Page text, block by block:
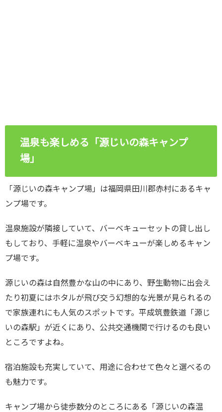
温泉も楽しめる「源じいの森キャンプ
場」
「源じいの森キャンプ場」は福岡県田川郡赤村にあるキャ
ンプ場です。
温泉施設が隣接していて、バーベキューセットの貸し出し
もしており、手軽に温泉やバーベキューが楽しめるキャン
プ場です。
源じいの森は自然豊かな山の中にあり、野生動物に出会え
たり初夏にはホタルが飛び交う幻想的な光景が見られるの
で家族連れにも人気のスポットです。平成筑豊鉄道「源じ
いの森駅」が近くにあり、公共交通機関で行けるのも良い
ところですよね。
宿泊施設も充実していて、用途に合わせて色々と選べるの
も魅力です。
キャンプ場から徒歩数分のところにある「源じいの森温